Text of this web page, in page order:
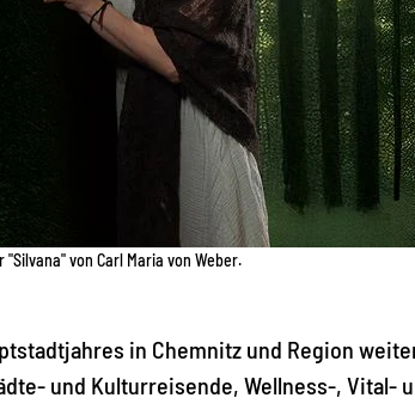
von Carl Maria von Weber.
in Chemnitz und Region
und Kulturreisende, Wellness-,